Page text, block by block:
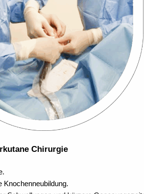
Chirurgie
Knochenneubildung.